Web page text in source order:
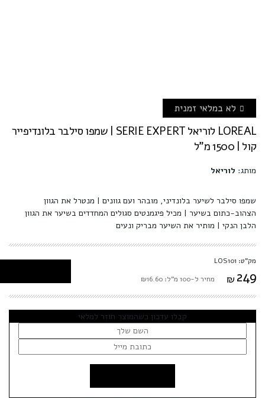
לא במלאי זמנית
LOREAL לוריאל SERIE EXPERT | שמפו סילבר בלונדיפייר
קול | 1500 מ"ל
מותג: לוריאל
שמפו סילבר לשיער בלונדיני, מובהר ועם גוונים | מנטרל את הגוון
הצהוב-כתום בשיער | מכיל פיגמנטים סגולים המחדדים בשיער את הגוון
הלבן הנקי | מותיר את השיער מבריק ונעים
מק"ט: LOS101
₪ 249 מחיר ל-100 מ"ל: ₪16.60
קבלו עדכון כשהמוצר חוזר למלאי